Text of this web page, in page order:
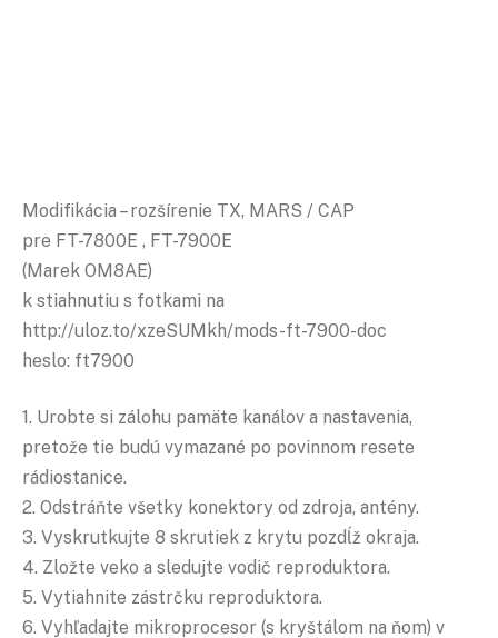
Modifikácia – rozšírenie TX, MARS / CAP
pre FT-7800E , FT-7900E
(Marek OM8AE)
k stiahnutiu s fotkami na
http://uloz.to/xzeSUMkh/mods-ft-7900-doc
heslo: ft7900
1. Urobte si zálohu pamäte kanálov a nastavenia,
pretože tie budú vymazané po povinnom resete
rádiostanice.
2. Odstráňte všetky konektory od zdroja, antény.
3. Vyskrutkujte 8 skrutiek z krytu pozdĺž okraja.
4. Zložte veko a sledujte vodič reproduktora.
5. Vytiahnite zástrčku reproduktora.
6. Vyhľadajte mikroprocesor (s kryštálom na ňom) v